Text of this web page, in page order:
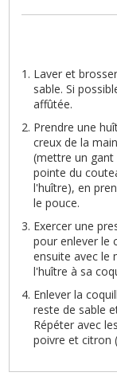
Laver et
sable. Si
affûtée.
Prendre une
creux de la
(mettre un gant
pointe du
l'huître), en
le pouce.
Exercer une
pour enlever le
ensuite avec le
l'huître à sa
Enlever la
reste de sable
Répéter avec
poivre et citron